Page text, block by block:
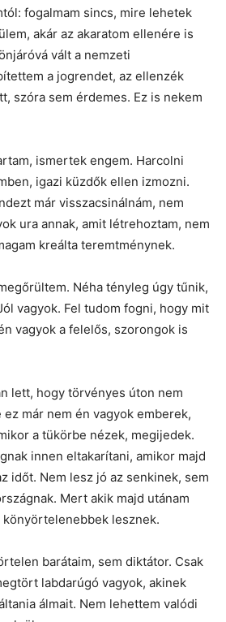
fogalmam sincs, mire lehetek
akár az akaratom ellenére is
vált a nemzeti
a jogrendet, az ellenzék
szóra sem érdemes. Ez is nekem
ismertek engem. Harcolni
igazi küzdők ellen izmozni.
már visszacsinálnám, nem
ura annak, amit létrehoztam, nem
kreálta teremtménynek.
Néha tényleg úgy tűnik,
vagyok. Fel tudom fogni, hogy mit
vagyok a felelős, szorongok is
lett, hogy törvényes úton nem
már nem én vagyok emberek,
a tükörbe nézek, megijedek.
innen eltakarítani, amikor majd
időt. Nem lesz jó az senkinek, sem
Mert akik majd utánam
könyörtelenebbek lesznek.
barátaim, sem diktátor. Csak
labdarúgó vagyok, akinek
álmait. Nem lehettem valódi